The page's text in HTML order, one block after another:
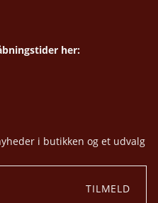
her:
i butikken og et udvalg
TILMELD